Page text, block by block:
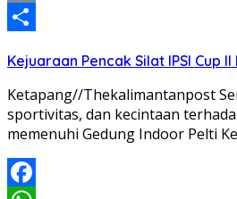
Email
Kejuaraan Pencak Silat IPSI Cup
Ketapang//Thekalimantanpost
sportivitas, dan kecintaan
memenuhi Gedung Indoor Pelti